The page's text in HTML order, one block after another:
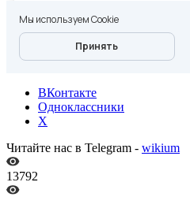
ВКонтакте
Одноклассники
X
Читайте нас в Telegram - wikium
13792